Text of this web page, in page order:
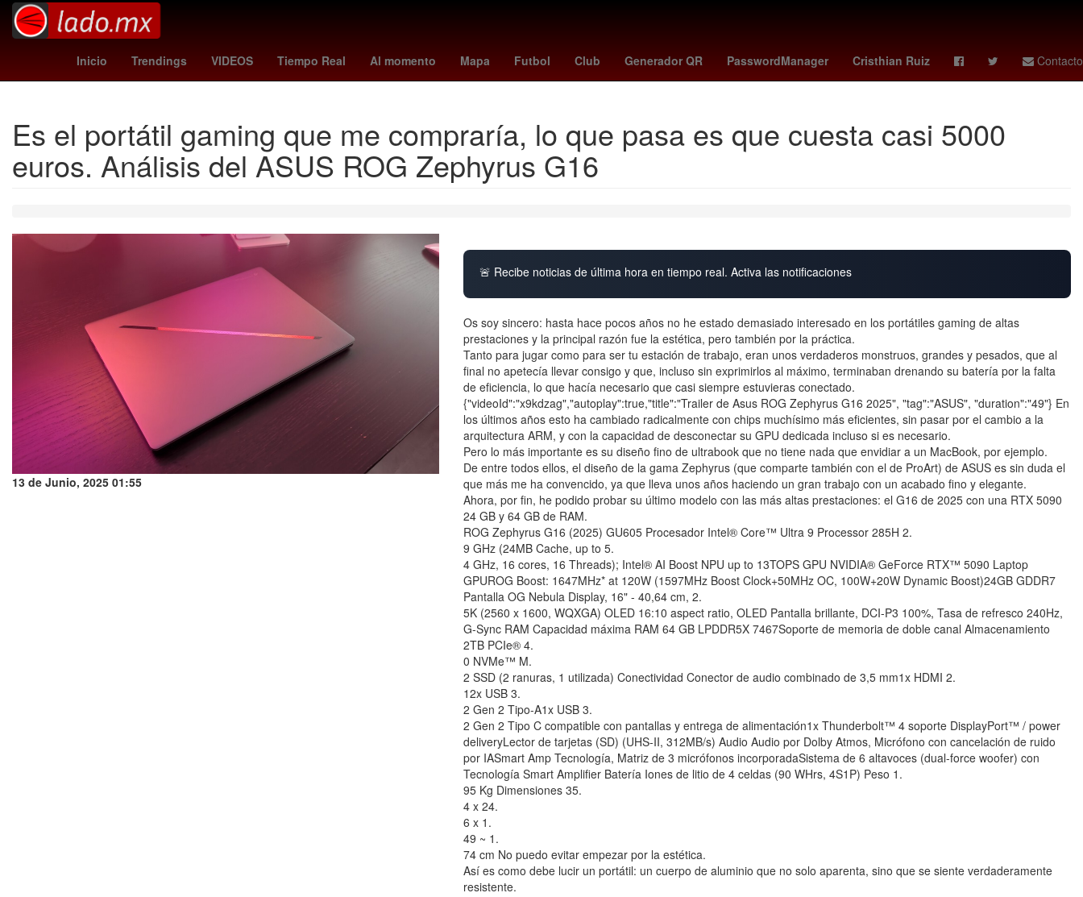
Inicio Trendings VIDEOS Tiempo Real Al momento Mapa Futbol Club Generador QR PasswordManager Cristhian Ruiz Contacto
j league auckland fc Vissel Kobe 2024 Antonela Roccuzzo Afganistán cuerpo técnico john christian love Morena rays - marlins
Es el portátil gaming que me compraría, lo que pasa es que cuesta casi 5000
euros. Análisis del ASUS ROG Zephyrus G16
13 de Junio, 2025 01:55
🚨 Recibe noticias de última hora en tiempo real. Activa las notificaciones
Os soy sincero: hasta hace pocos años no he estado demasiado interesado en los portátiles gaming de altas
prestaciones y la principal razón fue la estética, pero también por la práctica.
Tanto para jugar como para ser tu estación de trabajo, eran unos verdaderos monstruos, grandes y pesados, que al
final no apetecía llevar consigo y que, incluso sin exprimirlos al máximo, terminaban drenando su batería por la falta
de eficiencia, lo que hacía necesario que casi siempre estuvieras conectado.
{"videoId":"x9kdzag","autoplay":true,"title":"Trailer de Asus ROG Zephyrus G16 2025", "tag":"ASUS", "duration":"49"} En
los últimos años esto ha cambiado radicalmente con chips muchísimo más eficientes, sin pasar por el cambio a la
arquitectura ARM, y con la capacidad de desconectar su GPU dedicada incluso si es necesario.
Pero lo más importante es su diseño fino de ultrabook que no tiene nada que envidiar a un MacBook, por ejemplo.
De entre todos ellos, el diseño de la gama Zephyrus (que comparte también con el de ProArt) de ASUS es sin duda el
que más me ha convencido, ya que lleva unos años haciendo un gran trabajo con un acabado fino y elegante.
Ahora, por fin, he podido probar su último modelo con las más altas prestaciones: el G16 de 2025 con una RTX 5090
24 GB y 64 GB de RAM.
ROG Zephyrus G16 (2025) GU605 Procesador Intel® Core™ Ultra 9 Processor 285H 2.
9 GHz (24MB Cache, up to 5.
4 GHz, 16 cores, 16 Threads); Intel® AI Boost NPU up to 13TOPS GPU NVIDIA® GeForce RTX™ 5090 Laptop
GPUROG Boost: 1647MHz* at 120W (1597MHz Boost Clock+50MHz OC, 100W+20W Dynamic Boost)24GB GDDR7
Pantalla OG Nebula Display, 16" - 40,64 cm, 2.
5K (2560 x 1600, WQXGA) OLED 16:10 aspect ratio, OLED Pantalla brillante, DCI-P3 100%, Tasa de refresco 240Hz,
G-Sync RAM Capacidad máxima RAM 64 GB LPDDR5X 7467Soporte de memoria de doble canal Almacenamiento
2TB PCIe® 4.
0 NVMe™ M.
2 SSD (2 ranuras, 1 utilizada) Conectividad Conector de audio combinado de 3,5 mm1x HDMI 2.
12x USB 3.
2 Gen 2 Tipo-A1x USB 3.
2 Gen 2 Tipo C compatible con pantallas y entrega de alimentación1x Thunderbolt™ 4 soporte DisplayPort™ / power
deliveryLector de tarjetas (SD) (UHS-II, 312MB/s) Audio Audio por Dolby Atmos, Micrófono con cancelación de ruido
por IASmart Amp Tecnología, Matriz de 3 micrófonos incorporadaSistema de 6 altavoces (dual-force woofer) con
Tecnología Smart Amplifier Batería Iones de litio de 4 celdas (90 WHrs, 4S1P) Peso 1.
95 Kg Dimensiones 35.
4 x 24.
6 x 1.
49 ~ 1.
74 cm No puedo evitar empezar por la estética.
Así es como debe lucir un portátil: un cuerpo de aluminio que no solo aparenta, sino que se siente verdaderamente
resistente.